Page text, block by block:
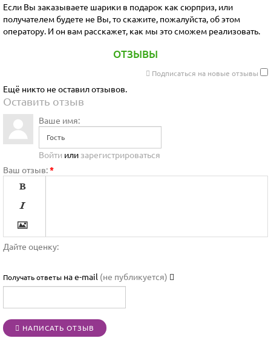
Если Вы заказываете шарики в подарок как сюрприз, или
получателем будете не Вы, то скажите, пожалуйста, об этом
оператору. И он вам расскажет, как мы это сможем реализовать.
ОТЗЫВЫ
Подписаться на новые отзывы
Ещё никто не оставил отзывов.
Оставить отзыв
Ваше имя:
Войти или зарегистрироваться
Ваш отзыв:*







Дайте оценку:
Получать ответы на e-mail (не публикуется)
НАПИСАТЬ ОТЗЫВ